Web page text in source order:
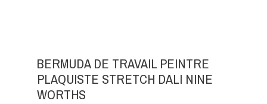
BERMUDA DE TRAVAIL PEINTRE
PLAQUISTE STRETCH DALI NINE
WORTHS